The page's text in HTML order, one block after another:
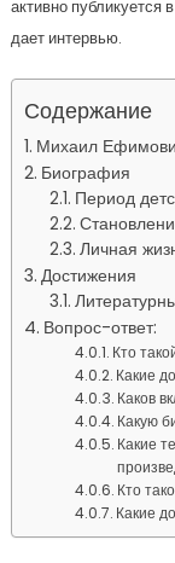
активно публикуется
дает интервью.
Содержание
Михаил
Биография
Период
Личная
Достижения
Вопрос-ответ:
Кто
Какие
Каков
Какую
Какие
Кто
Какие